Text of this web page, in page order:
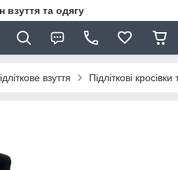
взуття та одягу
взуття Підліткові